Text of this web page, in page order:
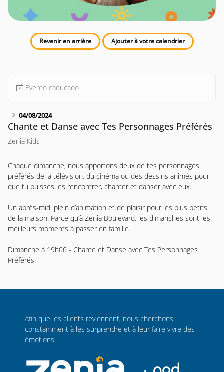
Revenir en arrière Ajouter à votre calendrier
Evento caducado
04/08/2024
Chante et Danse avec Tes Personnages Préférés
Zenia Kids
Chaque dimanche, nous apportons deux de tes personnages
préférés de la télévision, du cinéma ou des dessins animés pour
que tu puisses les rencontrer, chanter et danser avec eux.
Un après-midi plein d’animation et de plaisir pour les plus petits
de la maison. Parce qu’à Zenia Boulevard, les dimanches sont les
meilleurs moments à passer en famille.
Dimanche à 19h00 - Chante et Danse avec Tes Personnages
Préférés
Afin que les clients reviennent, nous cherchons
constamment à les surprendre et à leur faire vivre des
émotions.